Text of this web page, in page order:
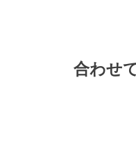
合わせ